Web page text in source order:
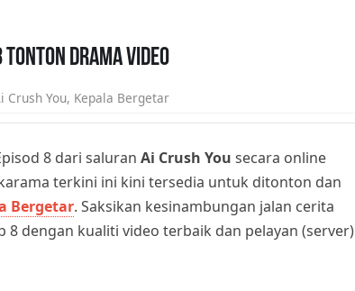
Tonton Drama Video
Crush You, Kepala Bergetar
8 dari saluran Ai Crush You secara online
terkini ini kini tersedia untuk ditonton dan
Bergetar. Saksikan kesinambungan jalan cerita
8 dengan kualiti video terbaik dan pelayan (server)